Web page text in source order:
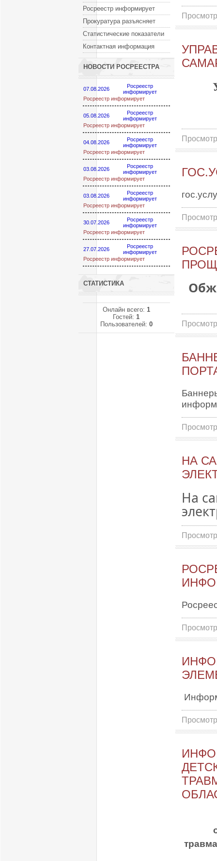
Росреестр информирует
Прокуратура разъясняет
Статистические показатели
Контактная информация
НОВОСТИ РОСРЕЕСТРА
07.08.2026
Росреестр
информирует
Росреестр информирует
05.08.2026
Росреестр
информирует
Росреестр информирует
04.08.2026
Росреестр
информирует
Росреестр информирует
03.08.2026
Росреестр
информирует
Росреестр информирует
03.08.2026
Росреестр
информирует
Росреестр информирует
30.07.2026
Росреестр
информирует
Росреестр информирует
27.07.2026
Росреестр
информирует
Росреестр информирует
СТАТИСТИКА
Онлайн всего: 1
Гостей:1
Пользователей: 0
НА
На